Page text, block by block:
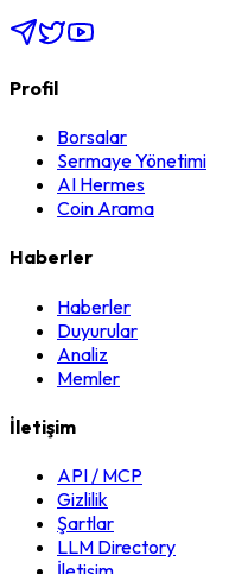
Profil
Borsalar
Sermaye Yönetimi
AI Hermes
Coin Arama
Haberler
Haberler
Duyurular
Analiz
Memler
İletişim
API / MCP
Gizlilik
Şartlar
LLM Directory